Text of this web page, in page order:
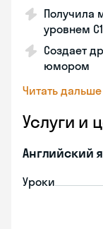
Получила
уровнем C1
Создает
юмором
Читать дальше
Услуги и
Английский
Уроки